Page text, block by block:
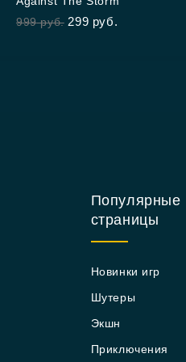
out
of
999руб. 299 руб.
Популярные
страницы
Новинки игр
Шутеры
Экшн
Приключения